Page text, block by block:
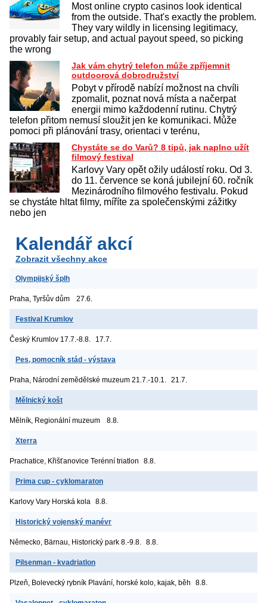
Most online crypto casinos look identical
from the outside. That's exactly the problem.
They vary wildly in licensing legitimacy,
provably fair setup, and actual payout speed, so picking
the wrong
Jak vám chytrý telefon může zpříjemnit
outdoorová dobrodružství
Pobyt v přírodě nabízí možnost na chvíli
zpomalit, poznat nová místa a načerpat
energii mimo každodenní rutinu. Chytrý
telefon přitom nemusí sloužit jen ke komunikaci. Může
pomoci při plánování trasy, orientaci v terénu,
Chystáte se do Varů? 8 tipů, jak naplno užít
filmový festival
Karlovy Vary opět ožily událostí roku. Od 3.
do 11. července se koná jubilejní 60. ročník
Mezinárodního filmového festivalu. Pokud
se chystáte hltat filmy, míříte za společenskými zážitky
nebo jen
Kalendář akcí
Zobrazit všechny akce
Olympijský šplh
Praha, Tyršův dům 27.6.
Festival Krumlov
Český Krumlov 17.7.-8.8. 17.7.
Pes, pomocník stád - výstava
Praha, Národní zemědělské muzeum 21.7.-10.1. 21.7.
Mělnický košt
Mělník, Regionální muzeum 8.8.
Xterra
Prachatice, Křišťanovice Terénní triatlon 8.8.
Prima cup - cyklomaraton
Karlovy Vary Horská kola 8.8.
Historický vojenský manévr
Německo, Bärnau, Historický park 8.-9.8. 8.8.
Pilsenman - kvadriatlon
Plzeň, Bolevecký rybník Plavání, horské kolo, kajak, běh 8.8.